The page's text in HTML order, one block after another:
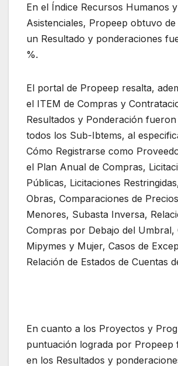
En el Índice Recursos Humanos
Asistenciales, Propeep obtuvo de
un Resultado y ponderaciones
%.
El portal de Propeep resalta,
el ITEM de Compras y
Resultados y Ponderación
todos los Sub-Ibtems, al
Cómo Registrarse como
el Plan Anual de Compras,
Públicas, Licitaciones
Obras, Comparaciones de
Menores, Subasta Inversa,
Compras por Debajo del Umbral,
Mipymes y Mujer, Casos de
Relación de Estados de Cuentas
En cuanto a los Proyectos y
puntuación lograda por Propeep
en los Resultados y